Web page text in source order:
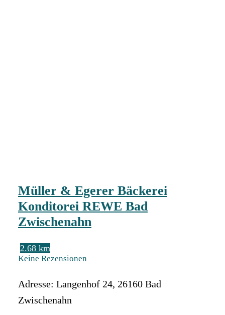
Müller & Egerer Bäckerei
Konditorei REWE Bad
Zwischenahn
2.68 km
Keine Rezensionen
Adresse: Langenhof 24, 26160 Bad
Zwischenahn